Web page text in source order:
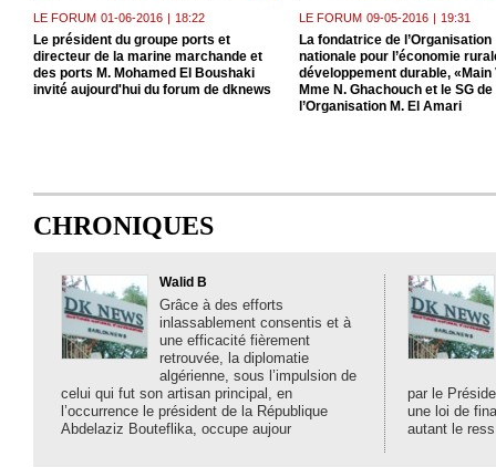
LE FORUM 01-06-2016 | 18:22
Le président du groupe ports et
directeur de la marine marchande et
des ports M. Mohamed El Boushaki
invité aujourd'hui du forum de dknews
LE FORUM 09-05-2016 | 19:31
La fondatrice de l’Organisation
nationale pour l’économie
développement durable, «Main
Mme N. Ghachouch et le SG de
l’Organisation M. El Amari
CHRONIQUES
Walid B
Grâce à des efforts
inlassablement consentis et à
une efficacité fièrement
retrouvée, la diplomatie
algérienne, sous l’impulsion de
celui qui fut son artisan principal, en
l’occurrence le président de la République
Abdelaziz Bouteflika, occupe aujour
par le
une loi de
autant le ress